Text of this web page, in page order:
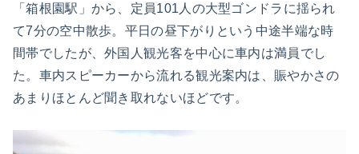
「箱根園駅」から、定員101人の大型ゴンドラに揺られ
て7分の空中散歩。平日の昼下がりという中途半端な時
間帯でしたが、外国人観光客を中心に車内は満員でし
た。車内スピーカーから流れる観光案内は、賑やかさの
あまりほとんど聞き取れないほどです。